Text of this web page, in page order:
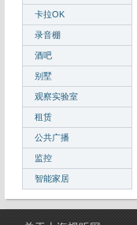
卡拉OK
录音棚
酒吧
别墅
观察实验室
租赁
公共广播
监控
智能家居